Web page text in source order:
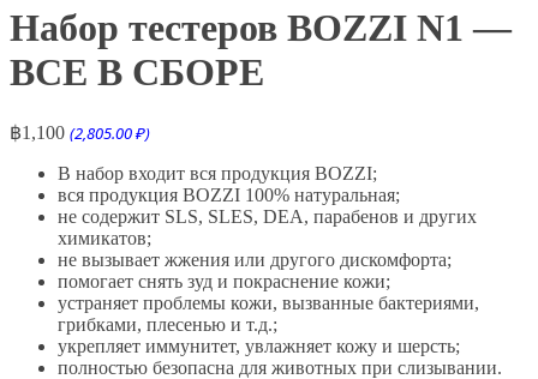
Набор тестеров BOZZI N1 —
ВСЕ В СБОРЕ
฿1,100 (2,805.00 ₽)
В набор входит вся продукция BOZZI;
вся продукция BOZZI 100% натуральная;
не содержит SLS, SLES, DEA, парабенов и других
химикатов;
не вызывает жжения или другого дискомфорта;
помогает снять зуд и покраснение кожи;
устраняет проблемы кожи, вызванные бактериями,
грибками, плесенью и т.д.;
укрепляет иммунитет, увлажняет кожу и шерсть;
полностью безопасна для животных при слизывании.